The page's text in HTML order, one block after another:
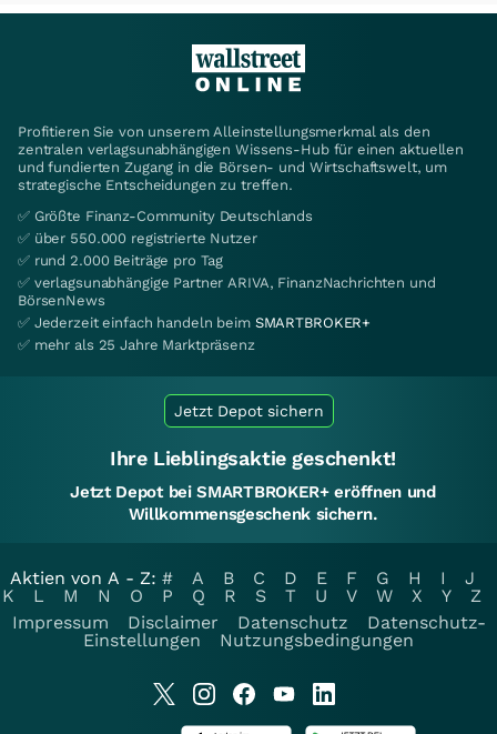
Profitieren Sie von unserem Alleinstellungsmerkmal als den
zentralen verlagsunabhängigen Wissens-Hub für einen aktuellen
und fundierten Zugang in die Börsen- und Wirtschaftswelt, um
strategische Entscheidungen zu treffen.
✅ Größte Finanz-Community Deutschlands
✅ über 550.000 registrierte Nutzer
✅ rund 2.000 Beiträge pro Tag
✅ verlagsunabhängige Partner ARIVA, FinanzNachrichten und
BörsenNews
✅ Jederzeit einfach handeln beim SMARTBROKER+
✅ mehr als 25 Jahre Marktpräsenz
Jetzt Depot sichern
Ihre Lieblingsaktie geschenkt!
Jetzt Depot bei SMARTBROKER+ eröffnen und
Willkommensgeschenk sichern.
Aktien von A - Z: # A B C D E F G H I
J
K
L M N O P Q R S T U V W X Y
Z
Impressum
Disclaimer Datenschutz
Datenschutz-
Einstellungen
Nutzungsbedingungen